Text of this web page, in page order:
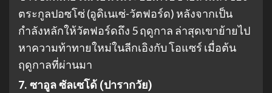
ตระกูลปอซโซ่ (อูดิเนเซ่-วัตฟอร์ด) หลังจากเป็น
กำลังหลักให้วัตฟอร์ดถึง 5 ฤดูกาล ล่าสุดเขาย้ายไป
หาความท้าทายใหม่ในลีกเอิงกับ โอแซร์ เมื่อต้น
ฤดูกาลที่ผ่านมา
7. ซาอูล ซัลเซโด้ (ปารากวัย)